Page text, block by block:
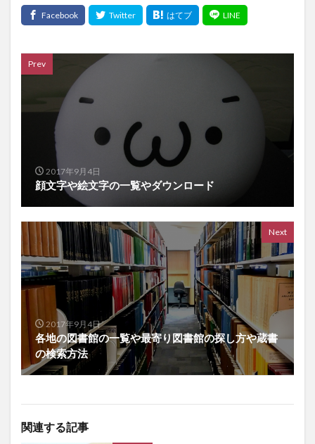
Prev
2017年9月4日
顔文字や絵文字の一覧やダウンロード
Next
2017年9月4日
各地の図書館の一覧や最寄り図書館の探し方や蔵書
の検索方法
関連する記事